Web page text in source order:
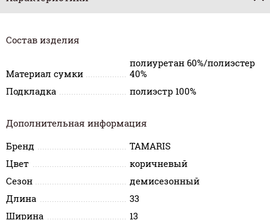
Состав изделия
Материал сумки
полиуретан 60%/полиэстер
40%
Подкладка
полиэстр 100%
Дополнительная информация
Бренд
TAMARIS
Цвет
коричневый
Сезон
демисезонный
Длина
33
Ширина
13